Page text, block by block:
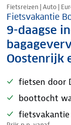
Fietsreizen | Auto |
Fietsvakantie
9-daagse
Oostenrijk
fietsen door
boottocht